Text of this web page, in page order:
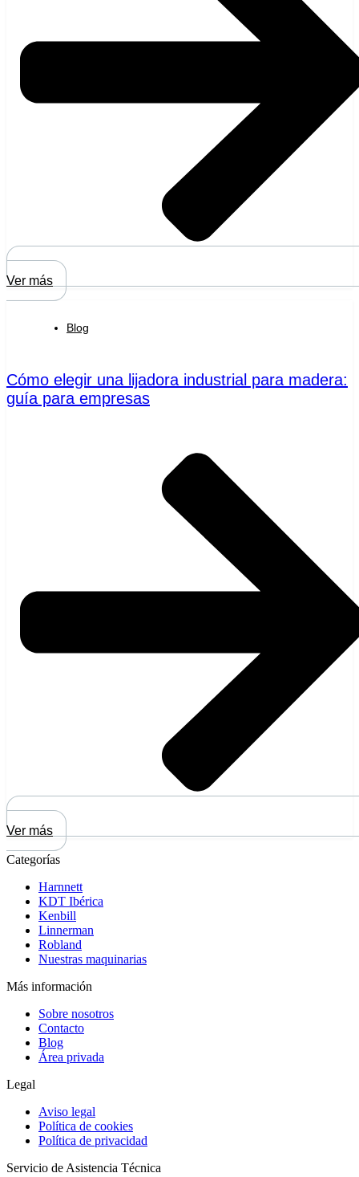
Ver más
Blog
Cómo elegir una lijadora industrial para madera:
guía para empresas
Ver más
Categorías
Harnnett
KDT Ibérica
Kenbill
Linnerman
Robland
Nuestras maquinarias
Más información
Sobre nosotros
Contacto
Blog
Área privada
Legal
Aviso legal
Política de cookies
Política de privacidad
Servicio de Asistencia Técnica